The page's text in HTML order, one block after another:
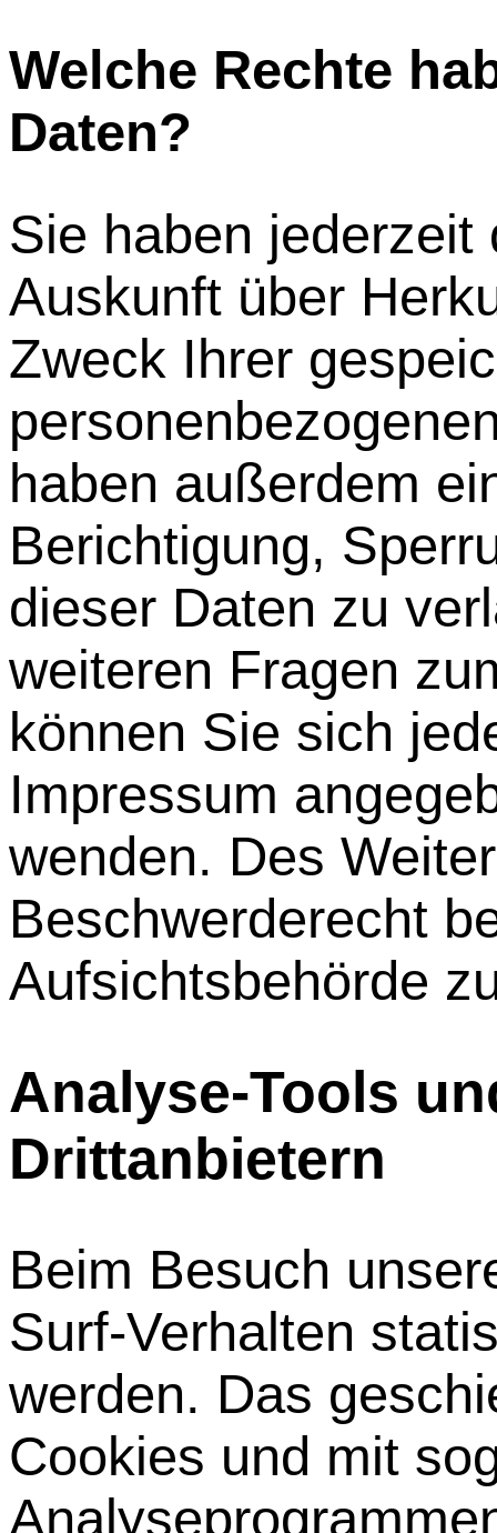
Welche Rechte
Daten?
Sie haben
Auskunft über
Zweck Ihrer
haben außerdem
Berichtigung,
dieser Daten zu
weiteren Fragen
können Sie sich
Impressum
wenden. Des
Beschwerderecht
Aufsichtsbehörde
Analyse-Tools
Drittanbietern
Beim Besuch
Surf-Verhalten
werden. Das
Cookies und mit